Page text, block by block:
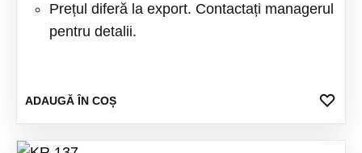
Prețul diferă la export. Contactați managerul
pentru detalii.
ADAUGĂ ÎN COȘ